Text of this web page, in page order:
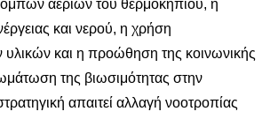
αερίων του θερμοκηπίου, η
και νερού, η χρήση
και η προώθηση της κοινωνικής
της βιωσιμότητας στην
απαιτεί αλλαγή νοοτροπίας